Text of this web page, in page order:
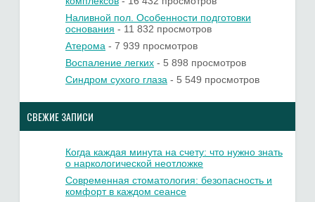
Наливной пол. Особенности подготовки
основания - 11 832 просмотров
Атерома - 7 939 просмотров
Воспаление легких - 5 898 просмотров
Синдром сухого глаза - 5 549 просмотров
СВЕЖИЕ ЗАПИСИ
Когда каждая минута на счету: что нужно знать
о наркологической неотложке
Современная стоматология: безопасность и
комфорт в каждом сеансе